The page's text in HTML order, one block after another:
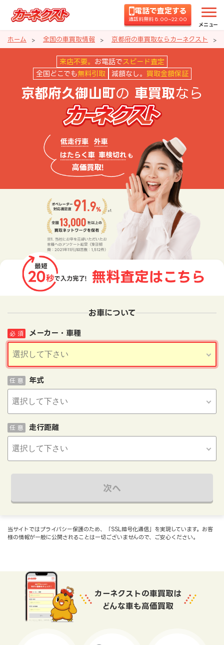
電話で査定する
通話料無料 8:00~22:00
メニュー
ホーム 全国の車買取情報 京都府の車買取ならカーネクスト
京都府久御山町の車買取ならカ
来店不要。 お電話で スピード査定
全国どこでも 無料引取 減額なし。 買取金額保証
京都府久御山町の 車買取なら
お車について
メーカー・車種
必 須
年式
任 意
走行距離
任 意
次へ
当サイトではプライバシー保護のため、「SSL暗号化通信」を実現しています。お客
様の情報が一般に公開されることは一切ございませんので、ご安心ください。
カーネクストの車買取は
どんな車も高価買取